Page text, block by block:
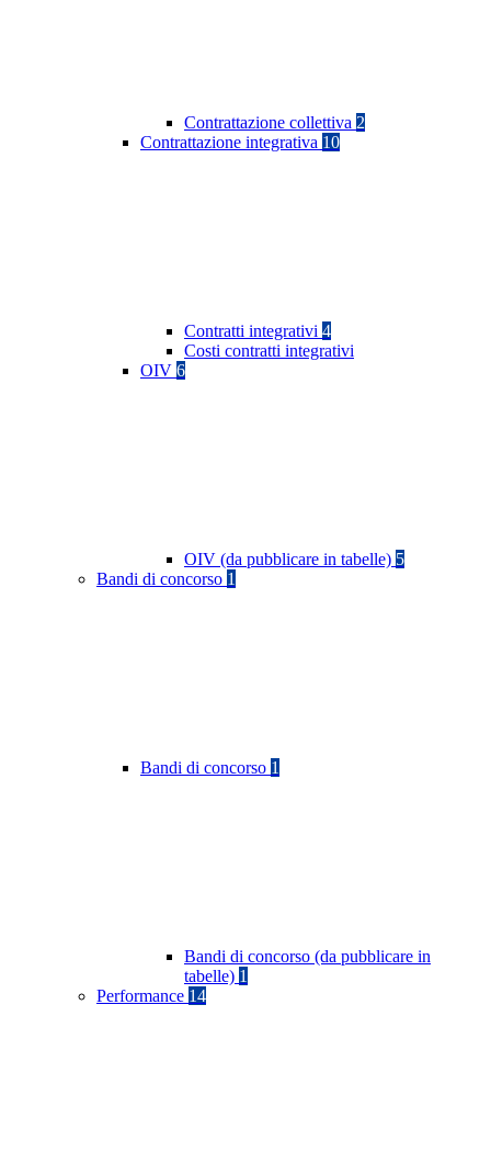
Contrattazione collettiva 2
Contrattazione integrativa 10
Contratti integrativi 4
Costi contratti integrativi
OIV 6
OIV (da pubblicare in tabelle) 5
Bandi di concorso 1
Bandi di concorso 1
Bandi di concorso (da pubblicare in
tabelle) 1
Performance 14